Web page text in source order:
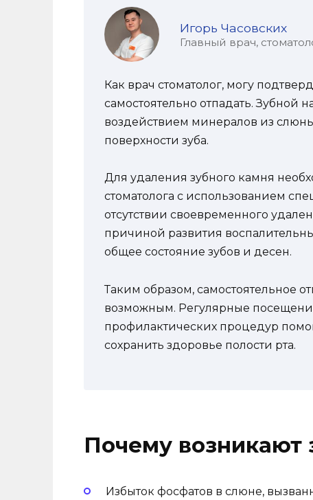
Игорь Часовских
Главный врач,
Как врач стоматолог, могу
самостоятельно отпадать. Зубной
воздействием минералов из
поверхности зуба.
Для удаления зубного камня
стоматолога с использованием
отсутствии своевременного
причиной развития
общее состояние зубов и десен.
Таким образом, самостоятельное
возможным. Регулярные
профилактических процедур
сохранить здоровье полости рта.
Почему возникают
Избыток фосфатов в слюне,